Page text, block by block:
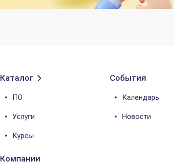
Каталог
ПО
Услуги
Курсы
Компании
События
Календарь
Новости